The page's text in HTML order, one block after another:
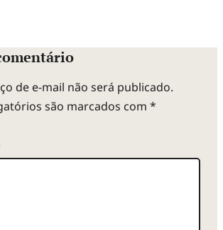
de e-mail não será publicado.
são marcados com *